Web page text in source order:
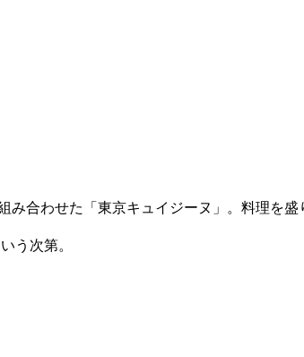
み合わせた「東京キュイジーヌ」。料理を
う次第。